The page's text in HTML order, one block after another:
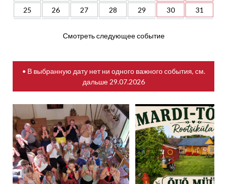
25
26 27 28 29 30 31
Смотреть следующее событие
• В выбранную дату нет ни одного важного события, см.
дальше 29.07.2026